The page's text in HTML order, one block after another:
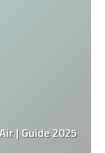
| Guide 2025